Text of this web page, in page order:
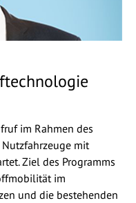
im Rahmen des
mit
Ziel des Programms
im
und die bestehenden